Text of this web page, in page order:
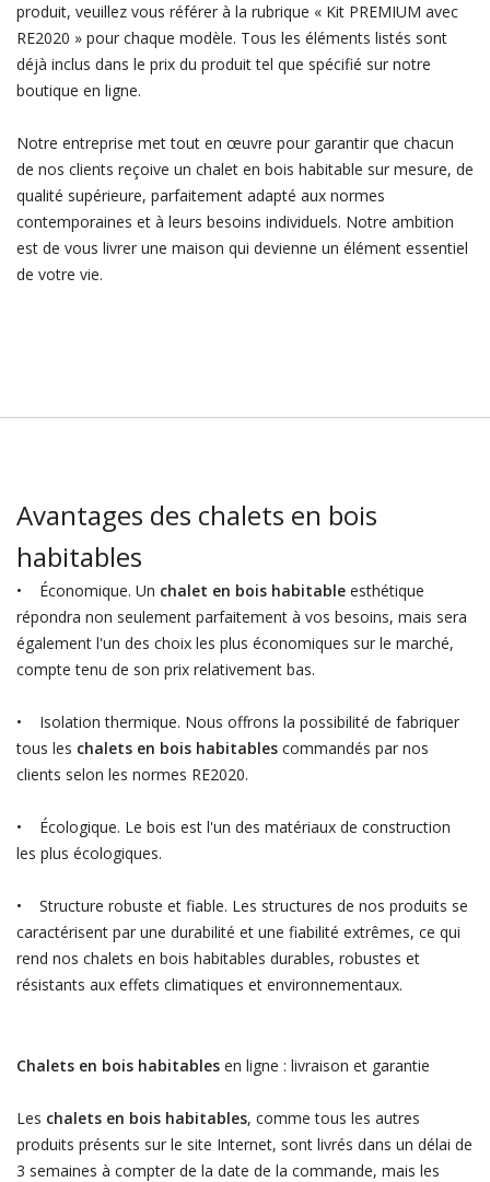
produit, veuillez vous référer à la rubrique « Kit PREMIUM avec
RE2020 » pour chaque modèle. Tous les éléments listés sont
déjà inclus dans le prix du produit tel que spécifié sur notre
boutique en ligne.
Notre entreprise met tout en œuvre pour garantir que chacun
de nos clients reçoive un chalet en bois habitable sur mesure, de
qualité supérieure, parfaitement adapté aux normes
contemporaines et à leurs besoins individuels. Notre ambition
est de vous livrer une maison qui devienne un élément essentiel
de votre vie.
Avantages des chalets en bois
habitables
• Économique. Un chalet en bois habitableesthétique
répondra non seulement parfaitement à vos besoins, mais sera
également l'un des choix les plus économiques sur le marché,
compte tenu de son prix relativement bas.
• Isolation thermique. Nous offrons la possibilité de fabriquer
tous les chalets en bois habitablescommandés par nos
clients selon les normes RE2020.
• Écologique. Le bois est l'un des matériaux de construction
les plus écologiques.
• Structure robuste et fiable. Les structures de nos produits se
caractérisent par une durabilité et une fiabilité extrêmes, ce qui
rend nos chalets en bois habitables durables, robustes et
résistants aux effets climatiques et environnementaux.
Chalets en bois habitablesen ligne : livraison et garantie
Les chalets en bois habitables, comme tous les autres
produits présents sur le site Internet, sont livrés dans un délai de
3 semaines à compter de la date de la commande, mais les